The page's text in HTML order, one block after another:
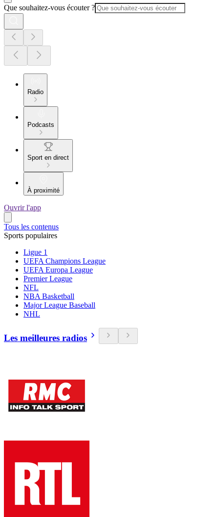
Que souhaitez-vous écouter ?
Radio
Podcasts
Sport en direct
À proximité
Ouvrir l'app
Tous les contenus
Sports populaires
Ligue 1
UEFA Champions League
UEFA Europa League
Premier League
NFL
NBA Basketball
Major League Baseball
NHL
Les meilleures radios